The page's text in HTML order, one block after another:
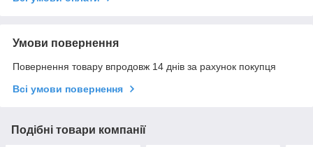
Умови повернення
Повернення товару впродовж 14 днів за рахунок покупця
Всі умови повернення
Подібні товари компанії